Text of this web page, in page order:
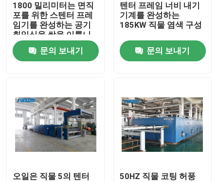
품질 관리
연락주세요
직물 너비 내기 기계
허풍 너비 내기 기계
구성 너비 내기 기계
1800 밀리미터는 면직
포를 위한 스텐터 프레
임기를 완성하는 공기
취입식을 쌍을 이룹니
다
문의 보내기
텐터 프레임 너비 내기
기계를 완성하는
185KW 직물 염색 구성
문의 보내기
오일은 직물 5의 텐터
50HZ 직물 코팅 허풍